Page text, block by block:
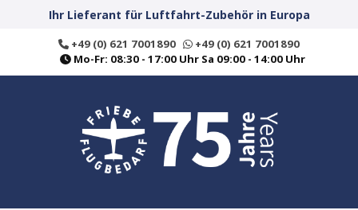
springenIhr Lieferant für Luftfahrt-Zubehör in Europa
+49 (0) 621 7001890
+49 (0) 621 7001890
Mo-Fr: 08:30 - 17:00 Uhr Sa 09:00 - 14:00 Uhr